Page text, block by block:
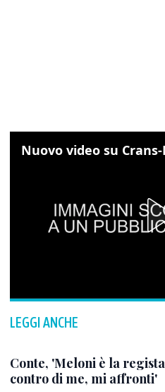
LEGGI ANCHE
Conte, 'Meloni è la
contro di me, mi affronti'